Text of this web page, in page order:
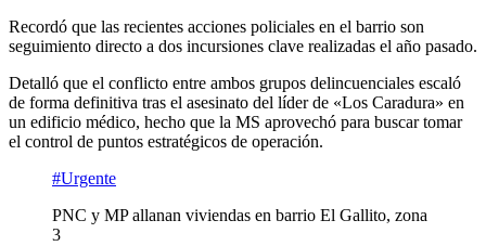
Recordó que las recientes acciones policiales en el barrio son
seguimiento directo a dos incursiones clave realizadas el año pasado.
Detalló que el conflicto entre ambos grupos delincuenciales escaló
de forma definitiva tras el asesinato del líder de «Los Caradura» en
un edificio médico, hecho que la MS aprovechó para buscar tomar
el control de puntos estratégicos de operación.
#Urgente
PNC y MP allanan viviendas en barrio El Gallito, zona
3